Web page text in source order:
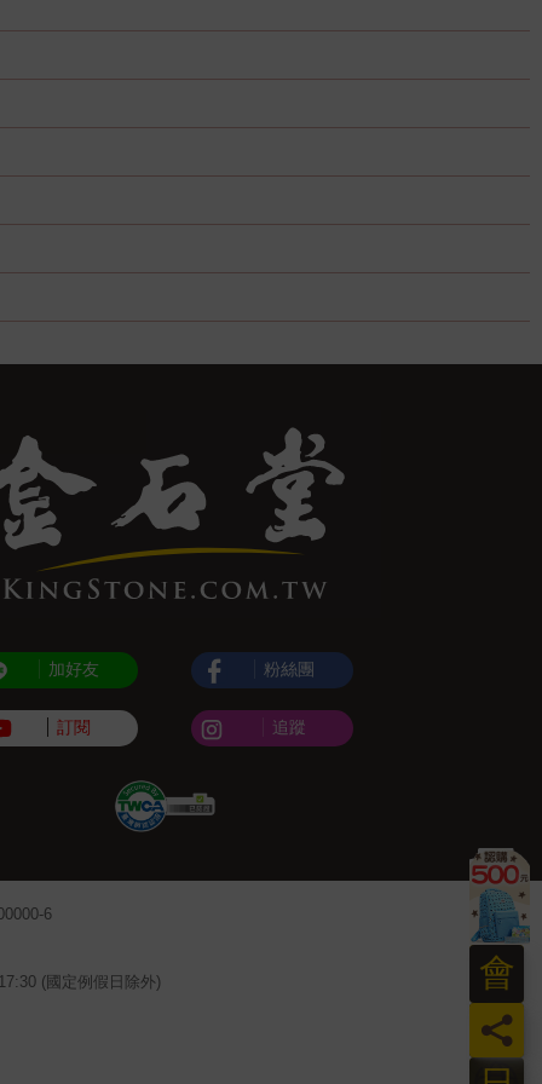
員
會
加好友
訂閱
粉絲團
追蹤
6
(國定例假日除外)